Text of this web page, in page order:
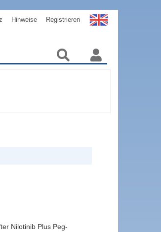
Hinweise Registrieren
Nilotinib Plus Peg-